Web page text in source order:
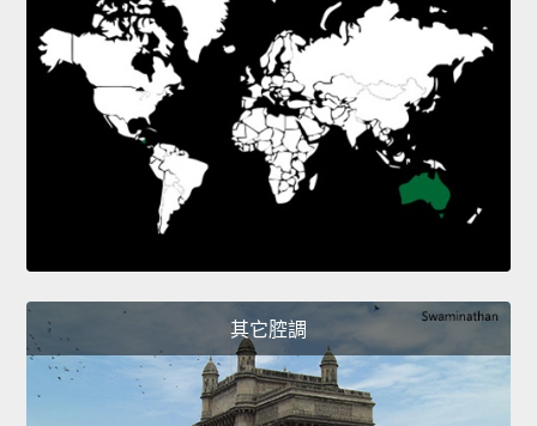
其它腔調